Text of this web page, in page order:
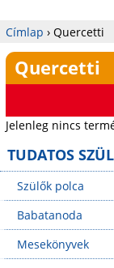
Jelenlegi
hely
Címlap › Quercetti
Quercetti
Jelenleg nincs
TUDATOS
Szülők polca
Babatanoda
Mesekönyvek